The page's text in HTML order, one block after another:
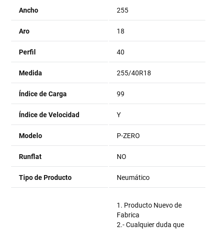
Ancho 255
Aro 18
Perfil 40
Medida 255/40R18
Índice de Carga 99
Índice de Velocidad Y
Modelo P-ZERO
Runflat NO
Tipo de Producto Neumático
1. Producto Nuevo de
Fabrica
2.- Cualquier duda que